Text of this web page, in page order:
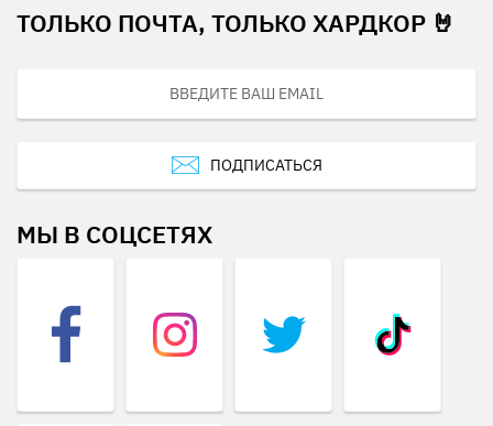
ТОЛЬКО ПОЧТА, ТОЛЬКО ХАРДКОР 🤘
ПОДПИСАТЬСЯ
МЫ В СОЦСЕТЯХ